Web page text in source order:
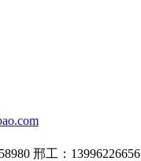
邢工：13996226656